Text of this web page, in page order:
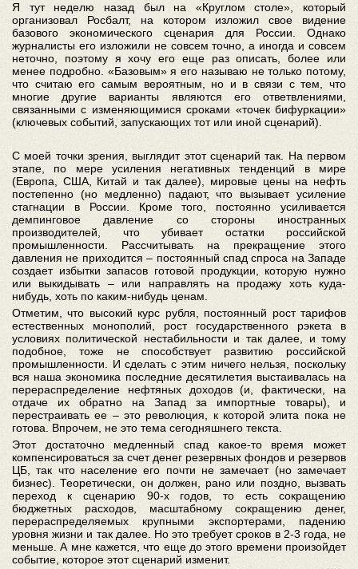
Я тут неделю назад был на «Круглом столе», который
организовал Росбалт, на котором изложил свое видение
базового экономического сценария для России. Однако
журналисты его изложили не совсем точно, а иногда и совсем
неточно, поэтому я хочу его еще раз описать, более или
менее подробно. «Базовым» я его называю не только потому,
что считаю его самым вероятным, но и в связи с тем, что
многие другие варианты являются его ответвлениями,
связанными с изменяющимися сроками «точек бифуркации»
(ключевых событий, запускающих тот или иной сценарий).
С моей точки зрения, выглядит этот сценарий так. На первом
этапе, по мере усиления негативных тенденций в мире
(Европа, США, Китай и так далее), мировые цены на нефть
постепенно (но медленно) падают, что вызывает усиление
стагнации в России. Кроме того, постоянно усиливается
демпинговое давление со стороны иностранных
производителей, что убивает остатки российской
промышленности. Рассчитывать на прекращение этого
давления не приходится – постоянный спад спроса на Западе
создает избытки запасов готовой продукции, которую нужно
или выкидывать – или направлять на продажу хоть куда-
нибудь, хоть по каким-нибудь ценам.
Отметим, что высокий курс рубля, постоянный рост тарифов
естественных монополий, рост государственного рэкета в
условиях политической нестабильности и так далее, и тому
подобное, тоже не способствует развитию российской
промышленности. И сделать с этим ничего нельзя, поскольку
вся наша экономика последние десятилетия выстаивалась на
перераспределение нефтяных доходов (и, фактически, на
отдаче их обратно на Запад за импортные товары), и
перестраивать ее – это революция, к которой элита пока не
готова. Впрочем, не это тема сегодняшнего текста.
Этот достаточно медленный спад какое-то время может
компенсироваться за счет денег резервных фондов и резервов
ЦБ, так что население его почти не замечает (но замечает
бизнес). Теоретически, он должен, рано или поздно, вызвать
переход к сценарию 90-х годов, то есть сокращению
бюджетных расходов, масштабному сокращению денег,
перераспределяемых крупными экспортерами, падению
уровня жизни и так далее. Но это требует сроков в 2-3 года, не
меньше. А мне кажется, что еще до этого времени произойдет
событие, которое этот сценарий изменит.